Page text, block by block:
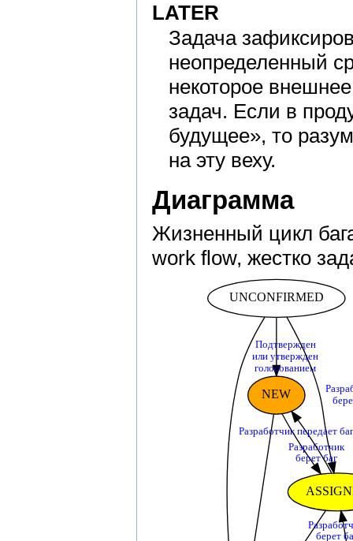
LATER
Задача
неопределенный
некоторое
задач. Если в
будущее», то
на эту веху.
Диаграмма
Жизненный цикл
work flow, жестко